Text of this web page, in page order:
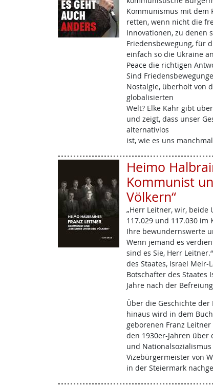
Kommunismus mit dem
retten, wenn nicht die
Innovationen, zu denen
Friedensbewegung, für
einfach so die Ukraine
Peace die richtigen
Sind
Nostalgie, überholt von
globalisierten
Welt? Elke Kahr gibt
und zeigt, dass unser
alternativlos
ist, wie es uns
Heimo
Kommunist
Völkern“
„Herr Leitner, wir, beide
117.029 und 117.030
Ihre bewundernswerte
Wenn jemand es
sind es Sie, Herr
des Staates, Israel
Botschafter des Staates
Jahre nach der
Über die Geschichte
hinaus wird in dem
geborenen Franz
den 1930er-Jahren über
und
Vizebürgermeister von
in der Steiermark